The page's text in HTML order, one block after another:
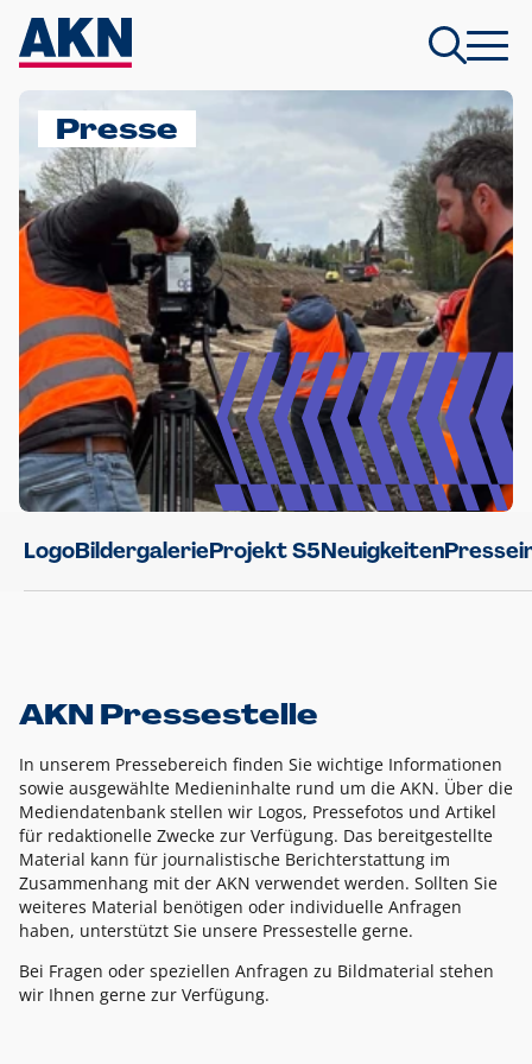
Presse
LogoBildergalerieProjekt S5Neuigkeiten
AKN Pressestelle
In unserem Pressebereich finden Sie wichtige Informationen
sowie ausgewählte Medieninhalte rund um die AKN. Über die
Mediendatenbank stellen wir Logos, Pressefotos und Artikel
für redaktionelle Zwecke zur Verfügung. Das bereitgestellte
Material kann für journalistische Berichterstattung im
Zusammenhang mit der AKN verwendet werden. Sollten Sie
weiteres Material benötigen oder individuelle Anfragen
haben, unterstützt Sie unsere Pressestelle gerne.
Bei Fragen oder speziellen Anfragen zu Bildmaterial stehen
wir Ihnen gerne zur Verfügung.